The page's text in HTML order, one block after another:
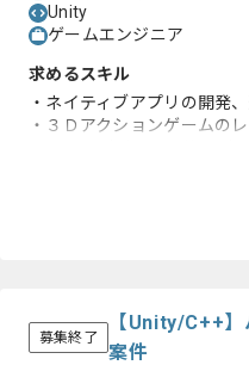
Unity
ゲームエンジニア
求めるスキル
・ネイティブアプリの開発
・３Ｄアクションゲームの
募集終了
【Unity/C++】
案件